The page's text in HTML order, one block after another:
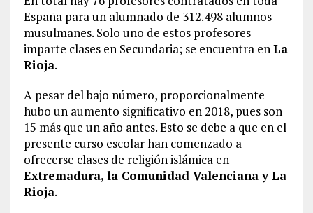
España para un alumnado de 312.498 alumnos
musulmanes. Solo uno de estos profesores
imparte clases en Secundaria; se encuentra enLa
Rioja.
A pesar del bajo número, proporcionalmente
hubo un aumento significativo en 2018, pues son
15 más que un año antes. Esto se debe a que en el
presente curso escolar han comenzado a
ofrecerse clases de religión islámica en
Extremadura, la Comunidad Valenciana y La
Rioja.